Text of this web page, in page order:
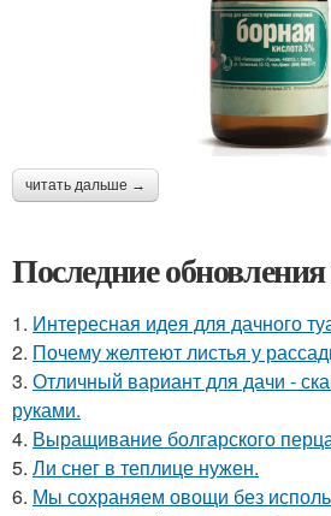
читать дальше →
Последние обновления
1. Интересная идея для дачного
2. Почему желтеют листья у
3. Отличный вариант для дачи -
руками.
4. Выращивание болгарского
5. Ли снег в теплице нужен.
6. Мы сохраняем овощи без